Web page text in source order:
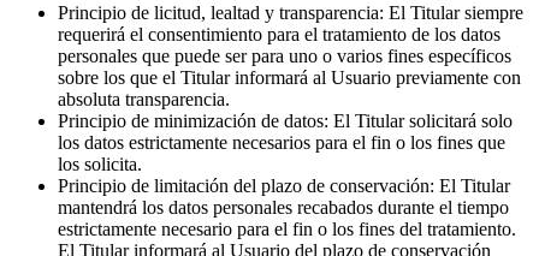
Principio de licitud, lealtad y transparencia: El Titular siempre
requerirá el consentimiento para el tratamiento de los datos
personales que puede ser para uno o varios fines específicos
sobre los que el Titular informará al Usuario previamente con
absoluta transparencia.
Principio de minimización de datos: El Titular solicitará solo
los datos estrictamente necesarios para el fin o los fines que
los solicita.
Principio de limitación del plazo de conservación: El Titular
mantendrá los datos personales recabados durante el tiempo
estrictamente necesario para el fin o los fines del tratamiento.
El Titular informará al Usuario del plazo de conservación